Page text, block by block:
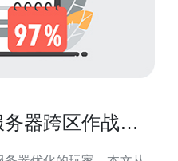
器跨区作战体